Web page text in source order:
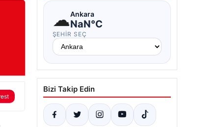
☁Ankara
NaN°C
ŞEHIR SEÇ
Bizi Takip Edin